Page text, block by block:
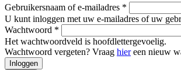
Gebruikersnaam of e-mailadres *
U kunt inloggen met uw e-mailadres of uw
Wachtwoord *
Het wachtwoordveld is hoofdlettergevoelig.
Wachtwoord vergeten? Vraag hiereen nieuw
Inloggen